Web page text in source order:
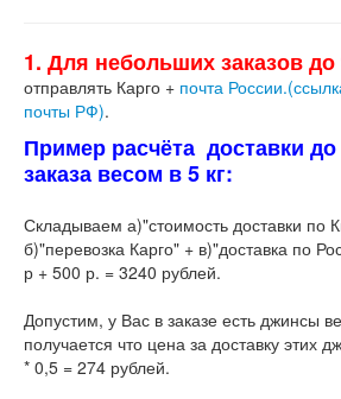
1. Для небольших заказов до
отправлять Карго + почта
почты РФ).
Пример расчёта доставки
заказа весом в 5 кг:
Складываем а)"стоимость доставки по
б)"перевозка Карго" + в)"доставка по
р + 500 р. = 3240 рублей.
Допустим, у Вас в заказе есть джинсы
получается что цена за доставку этих
* 0,5 = 274 рублей.